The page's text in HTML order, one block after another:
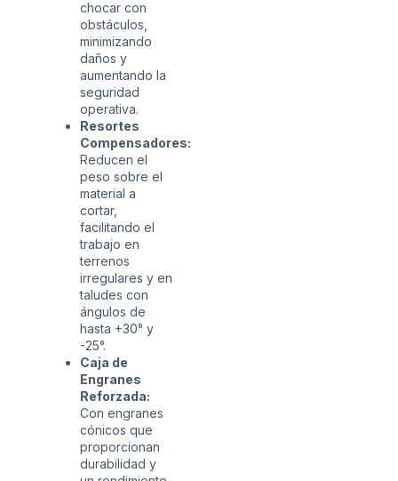
chocar con
obstáculos,
minimizando
daños y
aumentando la
seguridad
operativa.
Resortes
Compensadores:
Reducen el
peso sobre el
material a
cortar,
facilitando el
trabajo en
terrenos
irregulares y en
taludes con
ángulos de
hasta +30° y
-25°.
Caja de
Engranes
Reforzada:
Con engranes
cónicos que
proporcionan
durabilidad y